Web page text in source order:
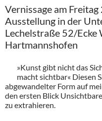
Vernissage am
Ausstellung in der
Lechelstraße 52/
Hartmannshofen
»Kunst gibt nicht das
macht sichtbar« Diesen
abgewandelter Form auf
den ersten Blick
zu extrahieren.